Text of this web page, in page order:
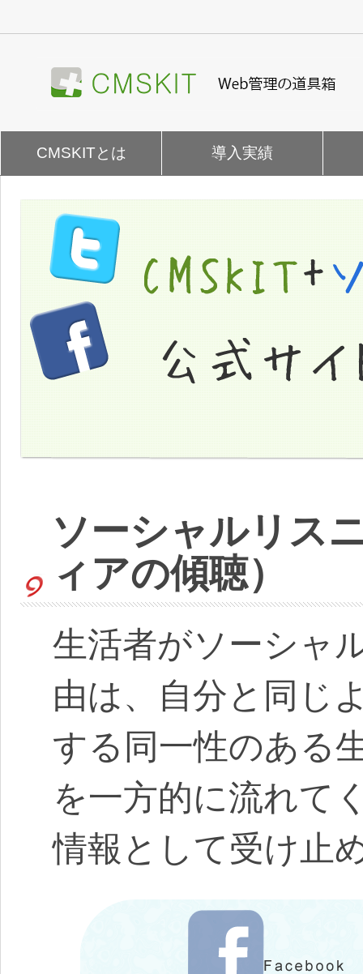
ン
を
CMSKITとは 導入実績
ソーシャルリス
ィアの傾聴）
生活者がソーシャ
由は、自分と同じ
する同一性のある
を一方的に流れて
情報として受け止